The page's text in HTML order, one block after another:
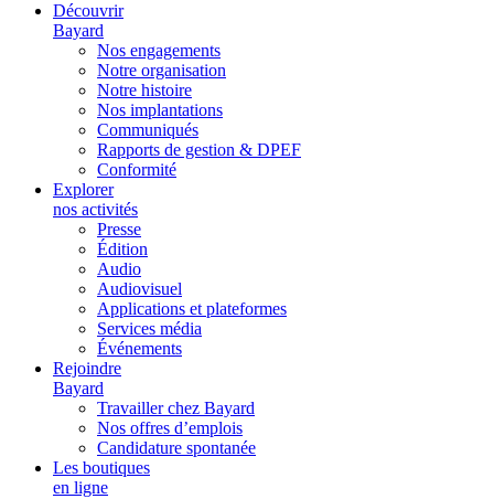
Découvrir
Bayard
Nos engagements
Notre organisation
Notre histoire
Nos implantations
Communiqués
Rapports de gestion & DPEF
Conformité
Explorer
nos activités
Presse
Édition
Audio
Audiovisuel
Applications et plateformes
Services média
Événements
Rejoindre
Bayard
Travailler chez Bayard
Nos offres d’emplois
Candidature spontanée
Les boutiques
en ligne